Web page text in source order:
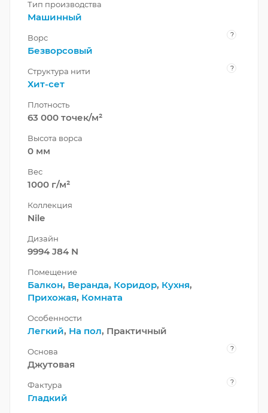
Тип производства
Машинный
Ворс ?
Безворсовый
Структура нити ?
Хит-сет
Плотность
63 000 точек/м²
Высота ворса
0 мм
Вес
1000 г/м²
Коллекция
Nile
Дизайн
9994 J84 N
Помещение
Балкон, Веранда, Коридор, Кухня,
Прихожая, Комната
Особенности
Легкий, На пол, Практичный
Основа ?
Джутовая
Фактура ?
Гладкий